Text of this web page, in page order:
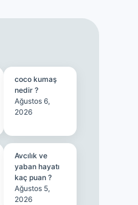
coco kumaş
nedir ?
Ağustos 6,
2026
Avcılık ve
yaban hayatı
kaç puan ?
Ağustos 5,
2026
ilbet bahis sitesi